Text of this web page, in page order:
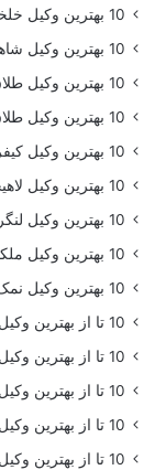
10 بهترین وکیل خلخال 🥇【آپدیت جدید】⚖️
10 بهترین وکیل شاهین شهر🥇【آپدیت جدید】⚖️
10 بهترین وکیل طلاق توافقی کرج 🥇【آپدیت جدید】⚖️
10 بهترین وکیل طلاق کرج 🥇【آپدیت جدید】⚖️
10 بهترین وکیل کیفری کرج 🥇【آپدیت جدید】⚖️
10 بهترین وکیل لاهیجان کیست ؟🥇【آپدیت جدید】⚖️
10 بهترین وکیل لنگرود🥇【آپدیت جدید】⚖️
10 بهترین وکیل ملکی کرج 🥇【آپدیت جدید】⚖️
10 بهترین وکیل نمک آبرود 🥇【آپدیت جدید】⚖️
10 تا از بهترین وکیل اراک 🥇【آپدیت جدید】⚖️
10 تا از بهترین وکیل اردبیل 🥇【آپدیت جدید】
10 تا از بهترین وکیل اسلامشهر 🥇【آپدیت جدید】
10 تا از بهترین وکیل اندیمشک 🥇【آپدیت جدید】
10 تا از بهترین وکیل اهواز 🥇【آپدیت جدید】⚖️